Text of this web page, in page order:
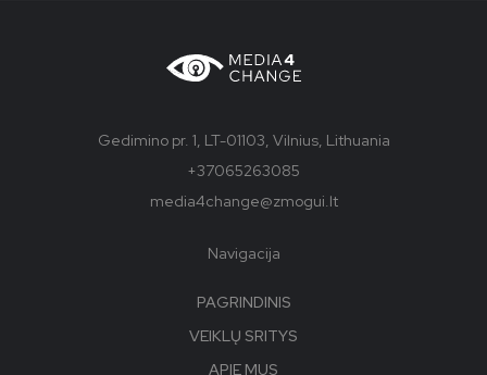
Gedimino pr. 1, LT-01103, Vilnius, Lithuania
+37065263085
media4change@zmogui.lt
Navigacija
PAGRINDINIS
VEIKLŲ SRITYS
APIE MUS